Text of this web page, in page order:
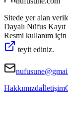
Sitede yer alan
Dayalı Nüfus
Resmi kullanım
teyit ediniz.
Hakkımızdaİletişim